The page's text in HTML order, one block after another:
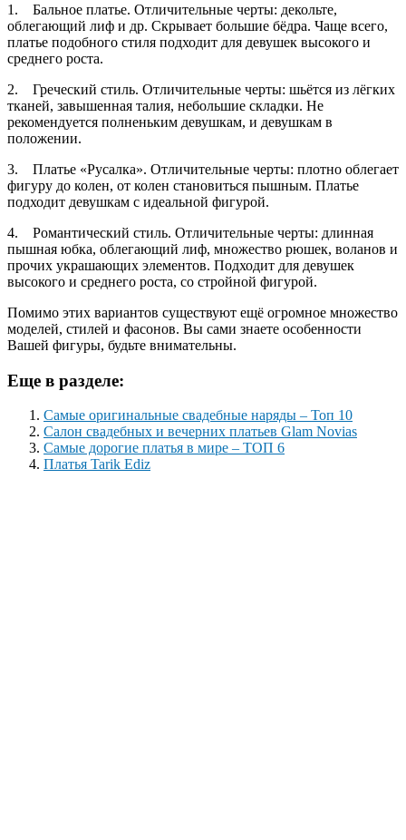
1. Бальное платье. Отличительные черты: декольте,
облегающий лиф и др. Скрывает большие бёдра. Чаще всего,
платье подобного стиля подходит для девушек высокого и
среднего роста.
2. Греческий стиль. Отличительные черты: шьётся из лёгких
тканей, завышенная талия, небольшие складки. Не
рекомендуется полненьким девушкам, и девушкам в
положении.
3. Платье «Русалка». Отличительные черты: плотно облегает
фигуру до колен, от колен становиться пышным. Платье
подходит девушкам с идеальной фигурой.
4. Романтический стиль. Отличительные черты: длинная
пышная юбка, облегающий лиф, множество рюшек, воланов и
прочих украшающих элементов. Подходит для девушек
высокого и среднего роста, со стройной фигурой.
Помимо этих вариантов существуют ещё огромное множество
моделей, стилей и фасонов. Вы сами знаете особенности
Вашей фигуры, будьте внимательны.
Еще в разделе:
Самые оригинальные свадебные наряды – Топ 10
Салон свадебных и вечерних платьев Glam Novias
Самые дорогие платья в мире – ТОП 6
Платья Tarik Ediz